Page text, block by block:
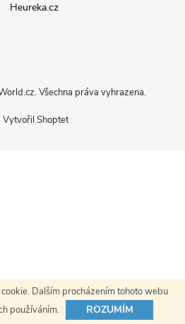
Dalším procházením tohoto webu
používáním.
ROZUMÍM
Heureka.cz
Vytvořil Shoptet
. Všechna práva vyhrazena.